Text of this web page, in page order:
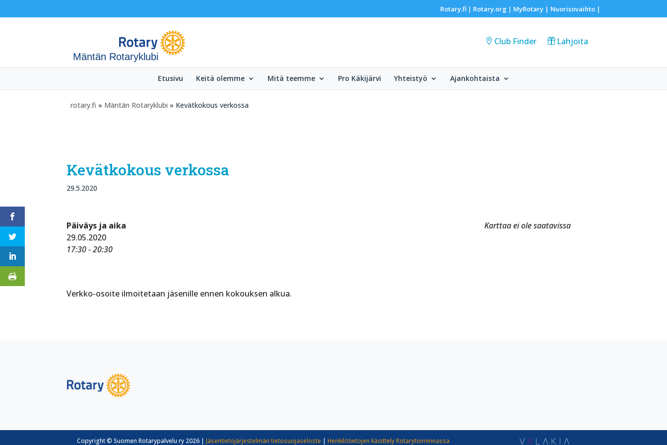
Rotary.fi| Rotary.org | MyRotary | Nuorisovaihto|
Mäntän Rotaryklubi
Club Finder Lahjoita
Etusivu Keitä olemme Mitä teemme Pro Käkijärvi Yhteistyö Ajankohtaista
rotary.fi » Mäntän Rotaryklubi » Kevätkokous verkossa
Kevätkokous verkossa
29.5.2020
Karttaa ei ole saatavissa
Päiväys ja aika
29.05.2020
17:30 - 20:30
Verkko-osoite ilmoitetaan jäsenille ennen kokouksen alkua.
Copyright © Suomen Rotarypalvelu ry 2026 | Jäsentietojärjestelmän tietosuojaseloste | Henkilötietojen käsittely Rotarytoiminnassa